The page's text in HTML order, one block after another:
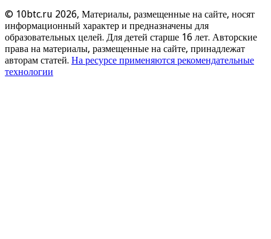
© 10btc.ru 2026, Материалы, размещенные на сайте, носят
информационный характер и предназначены для
образовательных целей. Для детей старше 16 лет. Авторские
права на материалы, размещенные на сайте, принадлежат
авторам статей. На ресурсе применяются рекомендательные
технологии